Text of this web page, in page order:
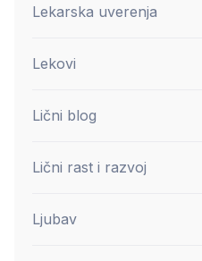
Lekarska uverenja
Lekovi
Lični blog
Lični rast i razvoj
Ljubav